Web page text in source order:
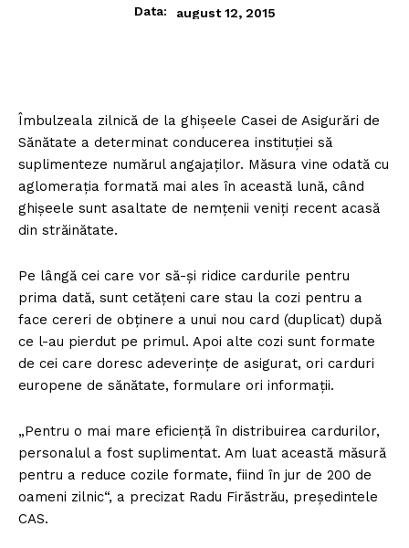
Data:
august 12, 2015
Îmbulzeala zilnică de la ghişeele Casei de Asigurări de
Sănătate a determinat conducerea instituţiei să
suplimenteze numărul angajaţilor. Măsura vine odată cu
aglomeraţia formată mai ales în această lună, când
ghişeele sunt asaltate de nemţenii veniţi recent acasă
din străinătate.
Pe lângă cei care vor să-şi ridice cardurile pentru
prima dată, sunt cetăţeni care stau la cozi pentru a
face cereri de obţinere a unui nou card (duplicat) după
ce l-au pierdut pe primul. Apoi alte cozi sunt formate
de cei care doresc adeverinţe de asigurat, ori carduri
europene de sănătate, formulare ori informaţii.
„Pentru o mai mare eficienţă în distribuirea cardurilor,
personalul a fost suplimentat. Am luat această măsură
pentru a reduce cozile formate, fiind în jur de 200 de
oameni zilnic“, a precizat Radu Firăstrău, preşedintele
CAS.